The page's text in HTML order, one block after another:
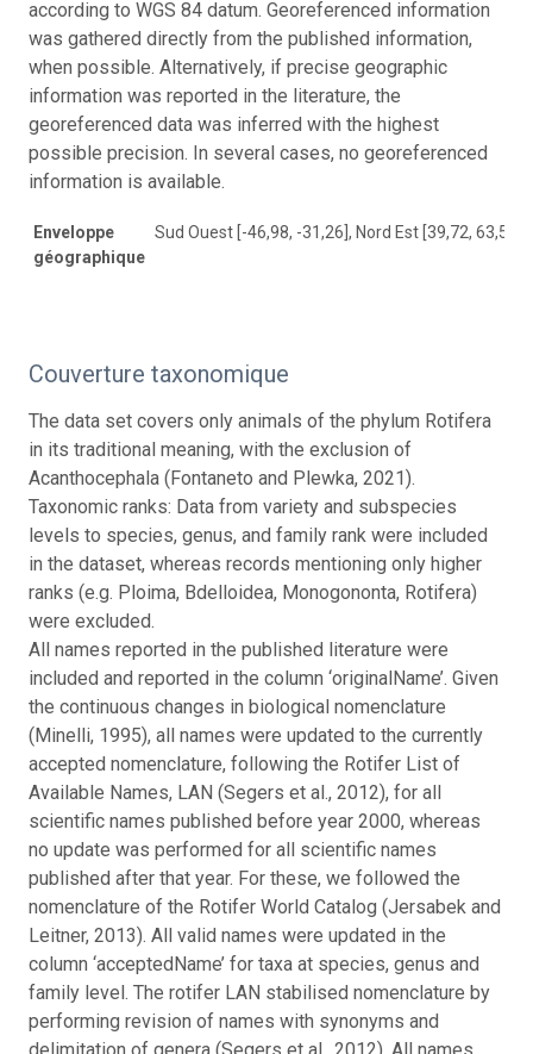
according to WGS 84 datum. Georeferenced information
was gathered directly from the published information,
when possible. Alternatively, if precise geographic
information was reported in the literature, the
georeferenced data was inferred with the highest
possible precision. In several cases, no georeferenced
information is available.
Enveloppe
géographique
Sud Ouest [-46,98, -31,26], Nord Est [39,72, 63,5]
Couverture taxonomique
The data set covers only animals of the phylum Rotifera
in its traditional meaning, with the exclusion of
Acanthocephala (Fontaneto and Plewka, 2021).
Taxonomic ranks: Data from variety and subspecies
levels to species, genus, and family rank were included
in the dataset, whereas records mentioning only higher
ranks (e.g. Ploima, Bdelloidea, Monogononta, Rotifera)
were excluded.
All names reported in the published literature were
included and reported in the column ‘originalName’. Given
the continuous changes in biological nomenclature
(Minelli, 1995), all names were updated to the currently
accepted nomenclature, following the Rotifer List of
Available Names, LAN (Segers et al., 2012), for all
scientific names published before year 2000, whereas
no update was performed for all scientific names
published after that year. For these, we followed the
nomenclature of the Rotifer World Catalog (Jersabek and
Leitner, 2013). All valid names were updated in the
column ‘acceptedName’ for taxa at species, genus and
family level. The rotifer LAN stabilised nomenclature by
performing revision of names with synonyms and